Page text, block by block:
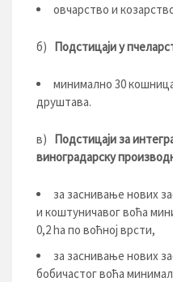
овчарство и
б) Подстицаји у
минимално 30
друштава.
в) Подстицаји за
виноградарску
за заснивање нових
и коштуничавог воћа
0,2 hа по воћној врсти,
за заснивање нових
бобичастог воћа